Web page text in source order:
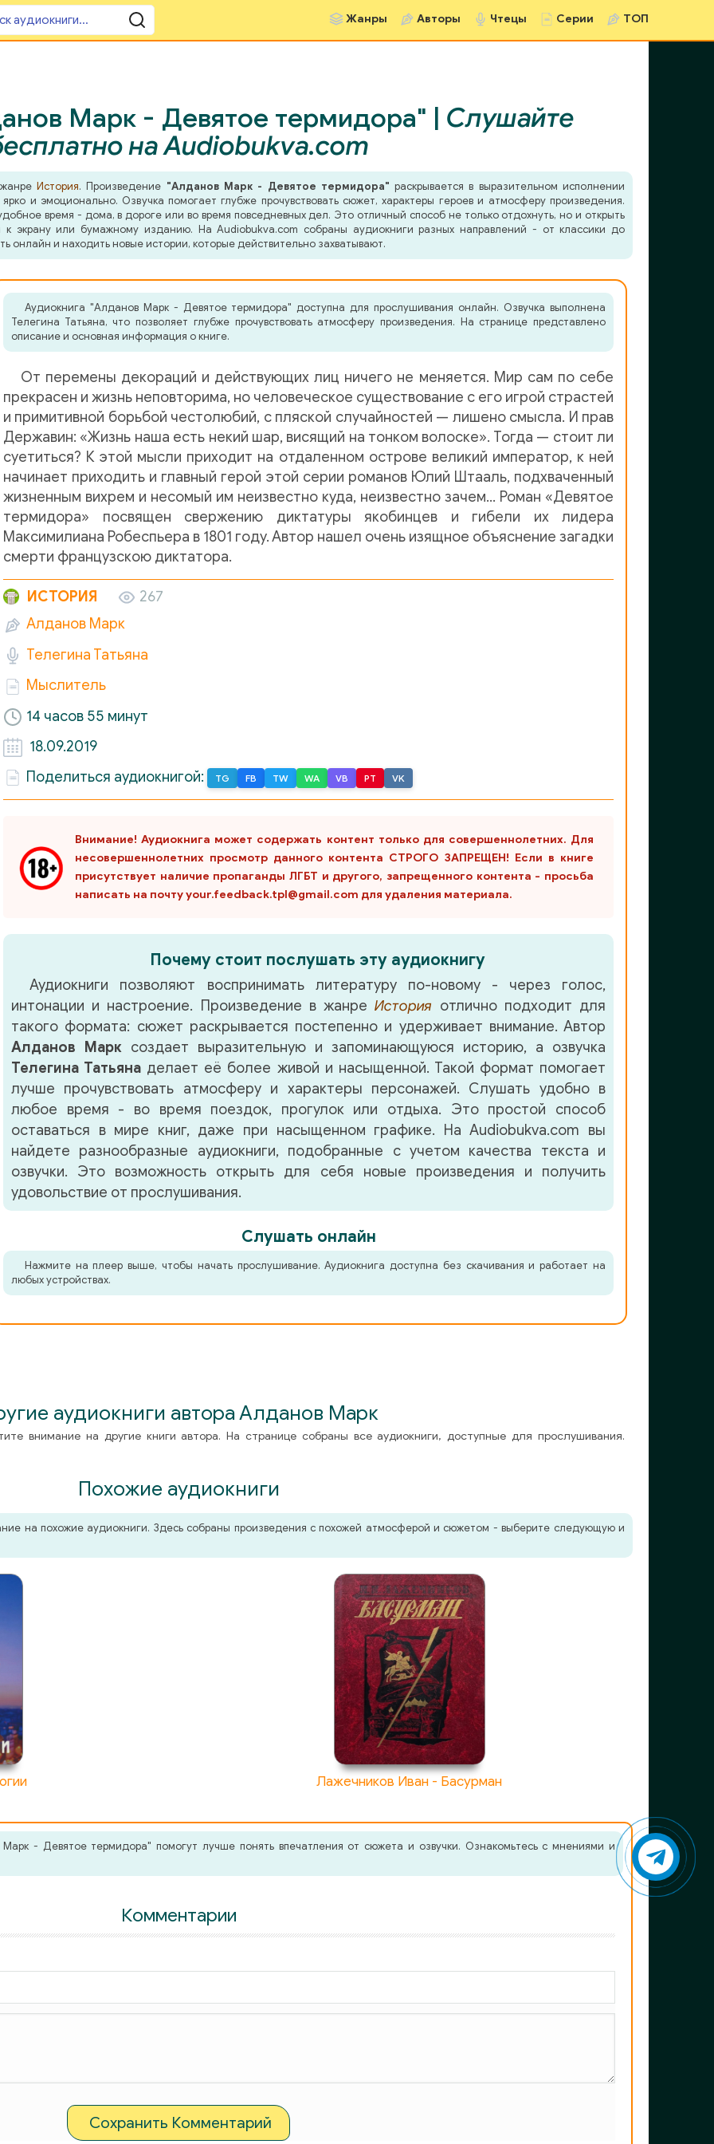
Жанры Авторы Чтецы Серии ТОП
Марк - Девятое термидора" | Слушайте
на Audiobukva.com
История. Произведение "Алданов Марк - Девятое термидора" раскрывается в выразительном исполнении
и эмоционально. Озвучка помогает глубже прочувствовать сюжет, характеры героев и атмосферу произведения.
время - дома, в дороге или во время повседневных дел. Это отличный способ не только отдохнуть, но и открыть
экрану или бумажному изданию. На Audiobukva.com собраны аудиокниги разных направлений - от классики до
онлайн и находить новые истории, которые действительно захватывают.
Аудиокнига "Алданов Марк - Девятое термидора" доступна для прослушивания онлайн. Озвучка выполнена
Телегина Татьяна, что позволяет глубже прочувствовать атмосферу произведения. На странице представлено
описание и основная информация о книге.
От перемены декораций и действующих лиц ничего не меняется. Мир сам по себе
прекрасен и жизнь неповторима, но человеческое существование с его игрой страстей
и примитивной борьбой честолюбий, с пляской случайностей — лишено смысла. И прав
Державин: «Жизнь наша есть некий шар, висящий на тонком волоске». Тогда — стоит ли
суетиться? К этой мысли приходит на отдаленном острове великий император, к ней
начинает приходить и главный герой этой серии романов Юлий Штааль, подхваченный
жизненным вихрем и несомый им неизвестно куда, неизвестно зачем… Роман «Девятое
термидора» посвящен свержению диктатуры якобинцев и гибели их лидера
Максимилиана Робеспьера в 1801 году. Автор нашел очень изящное объяснение загадки
смерти французскою диктатора.
ИСТОРИЯ
267
Алданов Марк
Телегина Татьяна
Мыслитель
14 часов 55 минут
18.09.2019
Поделиться аудиокнигой:
TG FB TW WA VB PT VK
Внимание! Аудиокнига может содержать контент только для совершеннолетних. Для
несовершеннолетних просмотр данного контента СТРОГО ЗАПРЕЩЕН! Если в книге
присутствует наличие пропаганды ЛГБТ и другого, запрещенного контента - просьба
написать на почту your.feedback.tpl@gmail.com для удаления материала.
Почему стоит послушать эту аудиокнигу
Аудиокниги позволяют воспринимать литературу по-новому - через голос,
интонации и настроение. Произведение в жанреИстория отлично подходит для
такого формата: сюжет раскрывается постепенно и удерживает внимание. Автор
Алданов Марк создает выразительную и запоминающуюся историю, а озвучка
Телегина Татьяна делает её более живой и насыщенной. Такой формат помогает
лучше прочувствовать атмосферу и характеры персонажей. Слушать удобно в
любое время - во время поездок, прогулок или отдыха. Это простой способ
оставаться в мире книг, даже при насыщенном графике. На Audiobukva.com вы
найдете разнообразные аудиокниги, подобранные с учетом качества текста и
озвучки. Это возможность открыть для себя новые произведения и получить
удовольствие от прослушивания.
Слушать онлайн
Нажмите на плеер выше, чтобы начать прослушивание. Аудиокнига доступна без скачивания и работает на
любых устройствах.
аудиокниги автора Алданов Марк
внимание на другие книги автора. На странице собраны все аудиокниги, доступные для прослушивания.
Похожие аудиокниги
на похожие аудиокниги. Здесь собраны произведения с похожей атмосферой и сюжетом - выберите следующую и
Лажечников Иван - Басурман
- Девятое термидора" помогут лучше понять впечатления от сюжета и озвучки. Ознакомьтесь с мнениями и
Комментарии
Сохранить Комментарий